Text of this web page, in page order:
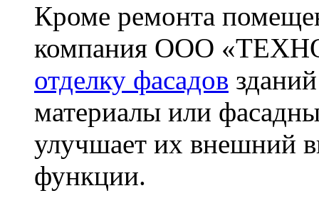
Кроме ремонта
компания ООО
отделку фасадов
материалы или
улучшает их внешний
функции.